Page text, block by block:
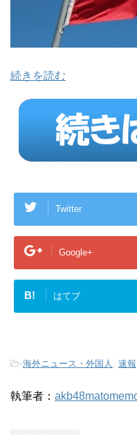
続きを読む
Twitter
Google+
B! はてブ
-海外ニュース・外国人 速報
執筆者：